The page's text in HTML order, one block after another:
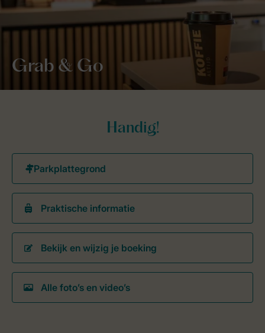
Grab & Go
Handig!
Praktische informatie
Bekijk en wijzig je boeking
Alle foto’s en video’s